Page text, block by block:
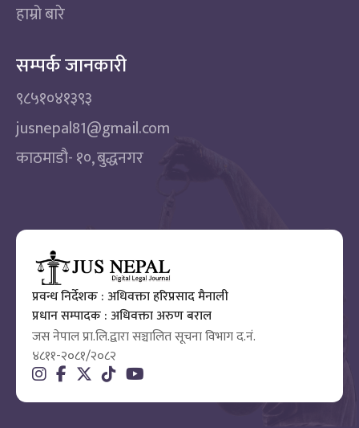
हाम्रो बारे
सम्पर्क जानकारी
९८५१०४१३९३
jusnepal81@gmail.com
काठमाडाै‌- १०, बुद्धनगर
प्रवन्ध निर्देशक : अधिवक्ता हरिप्रसाद मैनाली
प्रधान सम्पादक : अधिवक्ता अरुण बराल
जस नेपाल प्रा.लि.द्वारा सञ्चालित सूचना विभाग द.नं.
४८११-२०८१/२०८२